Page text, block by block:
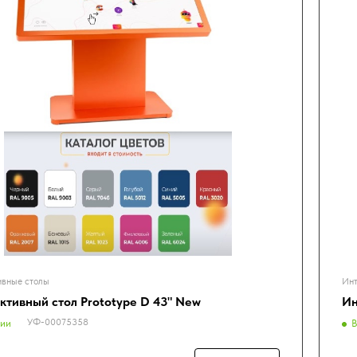
столы
стол Prototype D 43" New
УФ-00075358